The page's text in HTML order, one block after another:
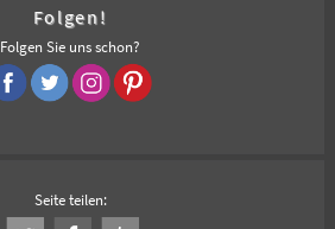
Folgen!
Folgen Sie uns schon?
Seite teilen: